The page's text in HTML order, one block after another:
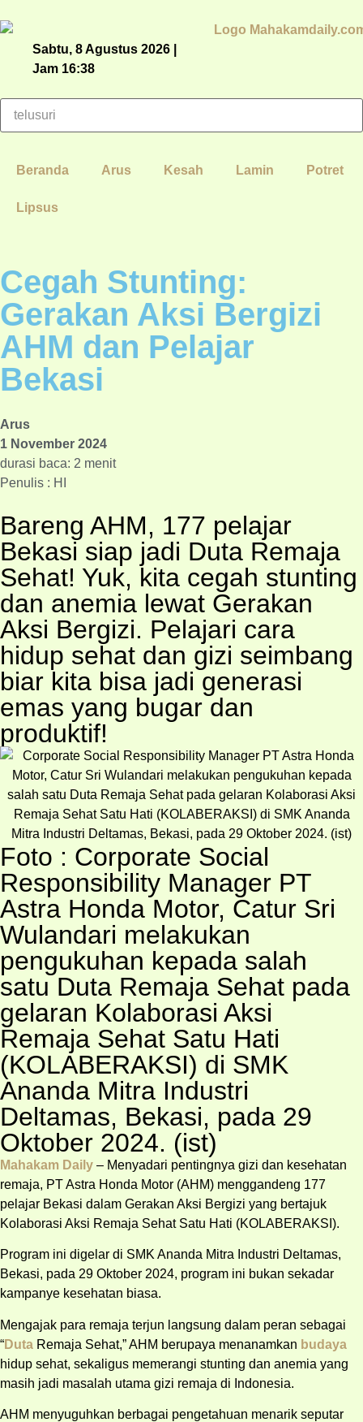
Sabtu, 8 Agustus 2026 |
Jam 16:38
Beranda Arus Kesah Lamin Potret
Lipsus
Cegah Stunting:
Gerakan Aksi Bergizi
AHM dan Pelajar
Bekasi
Arus
1 November 2024
durasi baca: 2 menit
Penulis : HI
Bareng AHM, 177 pelajar
Bekasi siap jadi Duta Remaja
Sehat! Yuk, kita cegah stunting
dan anemia lewat Gerakan
Aksi Bergizi. Pelajari cara
hidup sehat dan gizi seimbang
biar kita bisa jadi generasi
emas yang bugar dan
produktif!
Foto : Corporate Social
Responsibility Manager PT
Astra Honda Motor, Catur Sri
Wulandari melakukan
pengukuhan kepada salah
satu Duta Remaja Sehat pada
gelaran Kolaborasi Aksi
Remaja Sehat Satu Hati
(KOLABERAKSI) di SMK
Ananda Mitra Industri
Deltamas, Bekasi, pada 29
Oktober 2024. (ist)
Mahakam Daily – Menyadari pentingnya gizi dan kesehatan
remaja, PT Astra Honda Motor (AHM) menggandeng 177
pelajar Bekasi dalam Gerakan Aksi Bergizi yang bertajuk
Kolaborasi Aksi Remaja Sehat Satu Hati (KOLABERAKSI).
Program ini digelar di SMK Ananda Mitra Industri Deltamas,
Bekasi, pada 29 Oktober 2024, program ini bukan sekadar
kampanye kesehatan biasa.
Mengajak para remaja terjun langsung dalam peran sebagai
“Duta Remaja Sehat,” AHM berupaya menanamkan budaya
hidup sehat, sekaligus memerangi stunting dan anemia yang
masih jadi masalah utama gizi remaja di Indonesia.
AHM menyuguhkan berbagai pengetahuan menarik seputar